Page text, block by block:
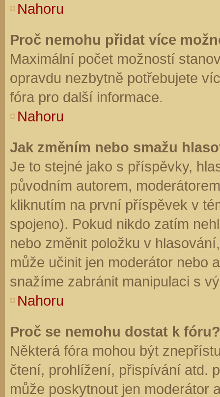
Nahoru
Proč nemohu přidat více
Maximální počet možností
opravdu nezbytně potřebujete
fóra pro další informace.
Nahoru
Jak změním nebo smažu
Je to stejné jako s příspěvky,
původním autorem,
kliknutím na první příspěvek v
spojeno). Pokud nikdo zatím
nebo změnit položku v
může učinit jen moderátor nebo
snažíme zabránit manipulaci s
Nahoru
Proč se nemohu dostat k fóru?
Některá fóra mohou být
čtení, prohlížení, přispívání atd.
může poskytnout jen moderátor